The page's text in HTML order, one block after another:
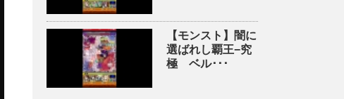
【モンスト】闇に
選ばれし覇王−究
極 ベル･･･